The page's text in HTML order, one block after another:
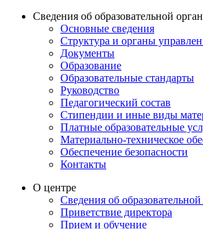
Сведения об образовательной
Основные сведения
Структура и органы
Документы
Образование
Образовательные стандарты
Руководство
Педагогический состав
Стипендии и иные виды
Платные образовательные
Материально-техническое
Обеспечение безопасности
Контакты
О центре
Сведения об
Приветствие директора
Прием и обучение